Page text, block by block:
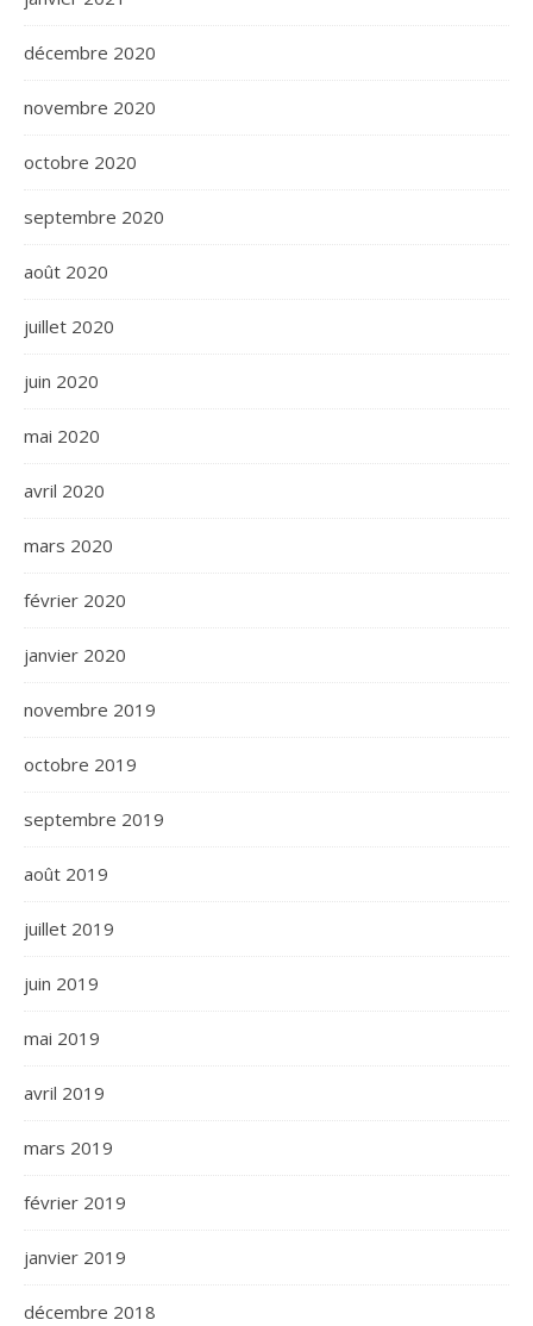
décembre 2020
novembre 2020
octobre 2020
septembre 2020
août 2020
juillet 2020
juin 2020
mai 2020
avril 2020
mars 2020
février 2020
janvier 2020
novembre 2019
octobre 2019
septembre 2019
août 2019
juillet 2019
juin 2019
mai 2019
avril 2019
mars 2019
février 2019
janvier 2019
décembre 2018